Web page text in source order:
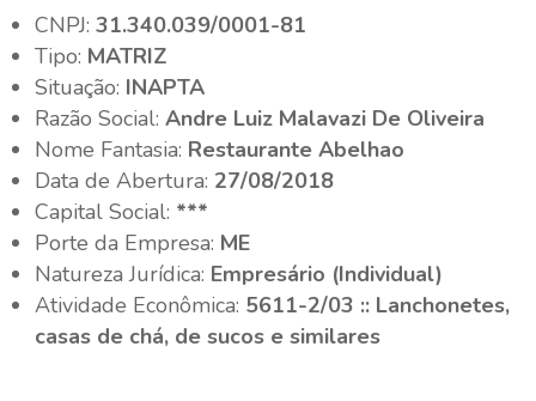
CNPJ:31.340.039/0001-81
Tipo: MATRIZ
Situação: INAPTA
Razão Social:Andre Luiz Malavazi De Oliveira
Nome Fantasia: Restaurante Abelhao
Data de Abertura: 27/08/2018
Capital Social: ***
Porte da Empresa: ME
Natureza Jurídica: Empresário (Individual)
Atividade Econômica: 5611-2/03 :: Lanchonetes,
casas de chá, de sucos e similares